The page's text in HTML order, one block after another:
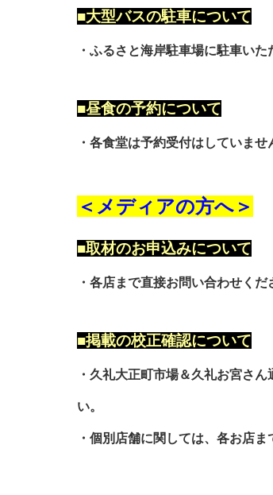
■大型バスの駐車について
・ふるさと海岸駐車場に駐車い
■昼食の予約について
・各食堂は予約受付はしていませ
＜メディアの方へ＞
■取材のお申込みについて
・各店まで直接お問い合わせくだ
■掲載の校正確認について
・久礼大正町市場＆久礼お宮さん
い。
・個別店舗に関しては、各お店